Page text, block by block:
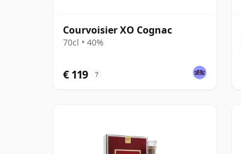
Courvoisier XO Cognac
70cl • 40%
€ 119 ?